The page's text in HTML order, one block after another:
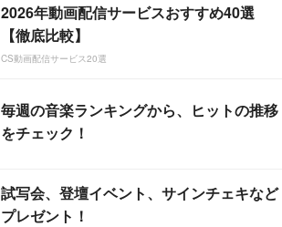
2026年動画配信サービスおすすめ40選
【徹底比較】
CS動画配信サービス20選
毎週の音楽ランキングから、ヒットの推移
をチェック！
試写会、登壇イベント、サインチェキなど
プレゼント！